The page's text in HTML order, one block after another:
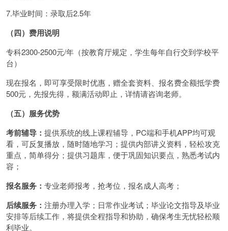
7.毕业时间：录取后2.5年
（四）费用说明
专科2300-2500元/年（按教育厅规定，学生每年自行交到学校平
台）
现在报名，即可享受限时优惠，赠全套资料、报名费全额抵学费
500元，先报先得，额满活动即止，详情请咨询老师。
（五）服务优势
考前辅导： 提供系统的线上课程辅导，PC端和手机APP均可观
看，可反复播放，随时随地学习；提供内部讲义资料，轻松攻克
重点，简单得分；提供习题库，便于巩固知识要点，熟悉考试内
容；
报名服务： 专业老师报考，抢考位，报名成人高考；
后续服务： 注册办理入学；日常作业考试；毕业论文指导及毕业
安排等后续工作，将提供全程指导和协助，确保考生无忧轻松顺
利毕业。